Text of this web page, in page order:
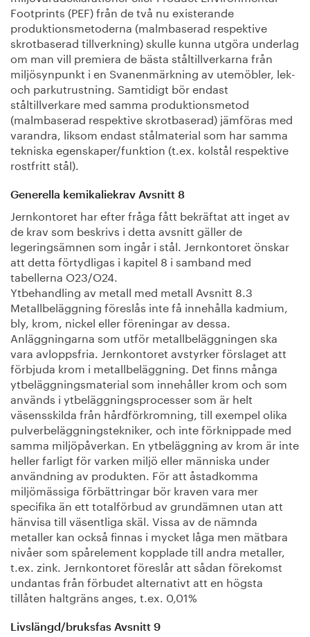
Footprints (PEF) från de två nu existerande
produktionsmetoderna (malmbaserad respektive
skrotbaserad tillverkning) skulle kunna utgöra underlag
om man vill premiera de bästa ståltillverkarna från
miljösynpunkt i en Svanenmärkning av utemöbler, lek-
och parkutrustning. Samtidigt bör endast
ståltillverkare med samma produktionsmetod
(malmbaserad respektive skrotbaserad) jämföras med
varandra, liksom endast stålmaterial som har samma
tekniska egenskaper/funktion (t.ex. kolstål respektive
rostfritt stål).
Generella kemikaliekrav Avsnitt 8
Jernkontoret har efter fråga fått bekräftat att inget av
de krav som beskrivs i detta avsnitt gäller de
legeringsämnen som ingår i stål. Jernkontoret önskar
att detta förtydligas i kapitel 8 i samband med
tabellerna O23/O24.
Ytbehandling av metall med metall Avsnitt 8.3
Metallbeläggning föreslås inte få innehålla kadmium,
bly, krom, nickel eller föreningar av dessa.
Anläggningarna som utför metallbeläggningen ska
vara avloppsfria. Jernkontoret avstyrker förslaget att
förbjuda krom i metallbeläggning. Det finns många
ytbeläggningsmaterial som innehåller krom och som
används i ytbeläggningsprocesser som är helt
väsensskilda från hårdförkromning, till exempel olika
pulverbeläggningstekniker, och inte förknippade med
samma miljöpåverkan. En ytbeläggning av krom är inte
heller farligt för varken miljö eller människa under
användning av produkten. För att åstadkomma
miljömässiga förbättringar bör kraven vara mer
specifika än ett totalförbud av grundämnen utan att
hänvisa till väsentliga skäl. Vissa av de nämnda
metaller kan också finnas i mycket låga men mätbara
nivåer som spårelement kopplade till andra metaller,
t.ex. zink. Jernkontoret föreslår att sådan förekomst
undantas från förbudet alternativt att en högsta
tillåten haltgräns anges, t.ex. 0,01%
Livslängd/bruksfas Avsnitt 9